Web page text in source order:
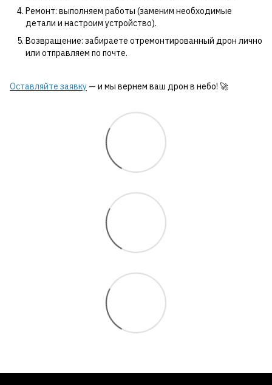
Ремонт: выполняем работы (заменим необходимые
детали и настроим устройство).
Возвращение: забираете отремонтированный дрон лично
или отправляем по почте.
Оставляйте заявку — и мы вернем ваш дрон в небо! 🚀